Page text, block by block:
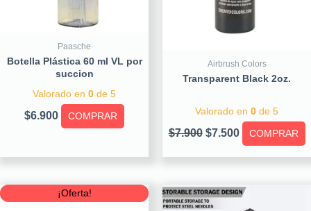
Paasche
Botella Plástica 60 ml VL por
succion
Valorado en 0 de 5
$6.900 COMPRAR
Airbrush Colors
Transparent Black 2oz.
Valorado en 0 de 5
$7.900 $7.500 COMPRAR
¡Oferta!
Original
price
Current
price